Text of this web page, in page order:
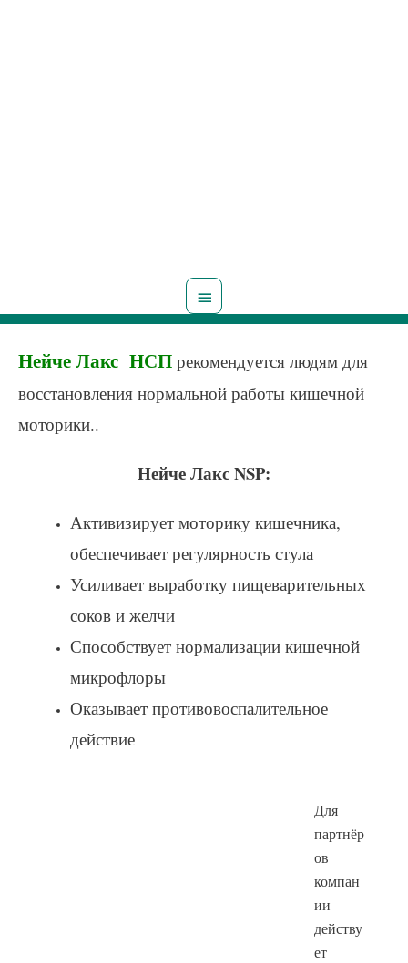
Главное
меню
Нейче Лакс НСП рекомендуется людям для
восстановления нормальной работы кишечной
моторики..
Нейче Лакс NSP:
Активизирует моторику кишечника,
обеспечивает регулярность стула
Усиливает выработку пищеварительных
соков и желчи
Способствует нормализации кишечной
микрофлоры
Оказывает противовоспалительное
действие
Для
партнёр
ов
компан
ии
действу
ет